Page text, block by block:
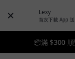
Lexy
首次下載 App
📦滿 $300
📦滿 $300